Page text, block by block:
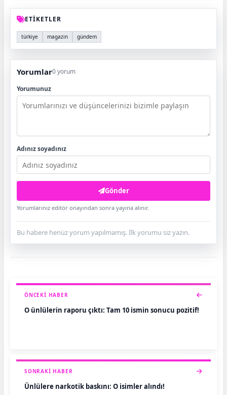
ETİKETLER
türkiye magazin gündem
Yorumlar0 yorum
Yorumunuz
Adınız soyadınız
Gönder
Yorumlarınız editör onayından sonra yayına alınır.
Bu habere henüz yorum yapılmamış. İlk yorumu siz yazın.
ÖNCEKI HABER
O ünlülerin raporu çıktı: Tam 10 ismin sonucu pozitif!
SONRAKI HABER
Ünlülere narkotik baskını: O isimler alındı!